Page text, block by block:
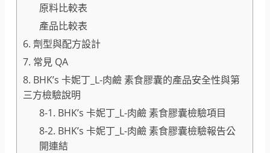
原料比較表
產品比較表
6. 劑型與配方設計
7. 常見 QA
8. BHK’s 卡妮丁_L-肉鹼 素食膠囊的產品安全性與第
三方檢驗說明
8-1. BHK’s 卡妮丁_L-肉鹼 素食膠囊檢驗項目
8-2. BHK’s 卡妮丁_L-肉鹼 素食膠囊檢驗報告公
開連結